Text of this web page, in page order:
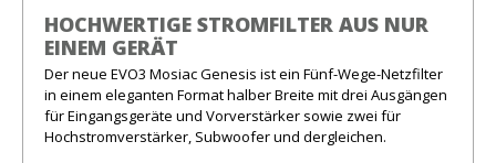
HOCHWERTIGE STROMFILTER AUS NUR
EINEM GERÄT
Der neue EVO3 Mosiac Genesis ist ein Fünf-Wege-Netzfilter
in einem eleganten Format halber Breite mit drei Ausgängen
für Eingangsgeräte und Vorverstärker sowie zwei für
Hochstromverstärker, Subwoofer und dergleichen.